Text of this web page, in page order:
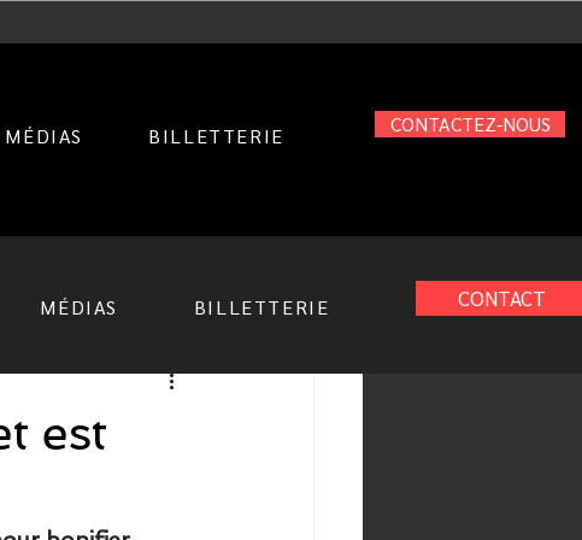
MÉDIAS BILLETTERIE CONTACTEZ-NOUS
est
MÉDIAS BILLETTERIE CONTACT